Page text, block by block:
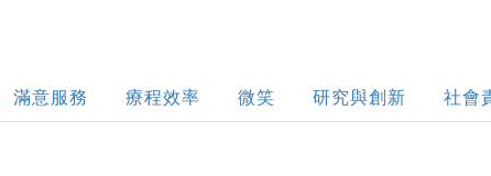
滿意服務 療程效率 微笑 研究與創新 社會